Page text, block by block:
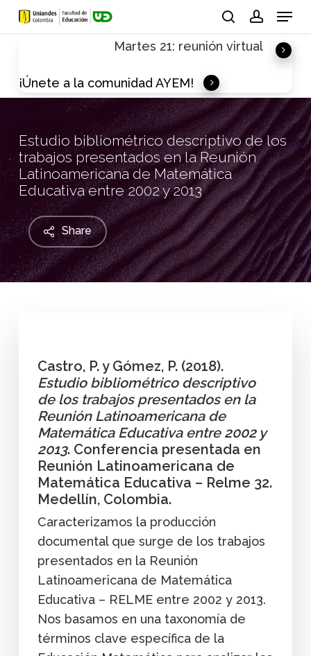
Skip
Menu
Martes 21: reunión virtual
¡Únete a la comunidad AYEM!
Estudio bibliométrico descriptivo de los
trabajos presentados en la Reunión
Latinoamericana de Matemática
Educativa entre 2002 y 2013
Share
Castro, P. y Gómez, P. (2018).
Estudio bibliométrico descriptivo
de los trabajos presentados en la
Reunión Latinoamericana de
Matemática Educativa entre 2002 y
2013. Conferencia presentada en
Reunión Latinoamericana de
Matemática Educativa – Relme 32.
Medellín, Colombia.
Caracterizamos la producción
documental que surge de los trabajos
presentados en la Reunión
Latinoamericana de Matemática
Educativa – RELME entre 2002 y 2013.
Nos basamos en una taxonomía de
términos clave específica de la